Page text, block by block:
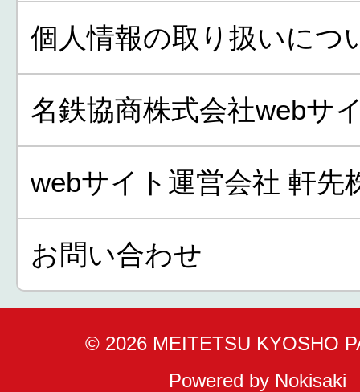
個人情報の取り扱いにつ
名鉄協商株式会社webサ
webサイト運営会社 軒先
お問い合わせ
© 2026 MEITETSU KYOSHO
Powered by Nokisaki